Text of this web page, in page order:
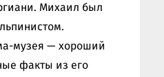
Михаил был
музея — хороший
факты из его